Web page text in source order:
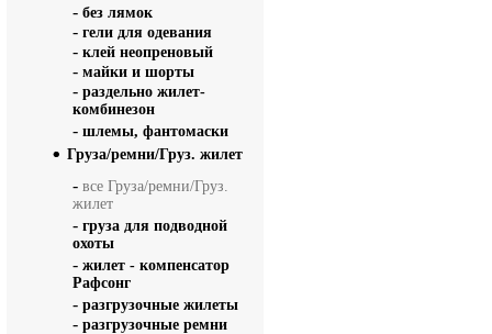
- без лямок
- гели для одевания
- клей неопреновый
- майки и шорты
- раздельно жилет-
комбинезон
- шлемы, фантомаски
Груза/ремни/Груз. жилет
- все Груза/ремни/Груз.
жилет
- груза для подводной
охоты
- жилет - компенсатор
Рафсонг
- разгрузочные жилеты
- разгрузочные ремни